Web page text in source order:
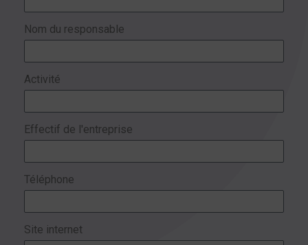
Nom du responsable
Activité
Effectif de l'entreprise
Téléphone
Site internet